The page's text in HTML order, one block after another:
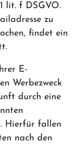
lit. f DSGVO.
zu
findet ein
E-
Werbezweck
durch eine
Hierfür fallen
nach den